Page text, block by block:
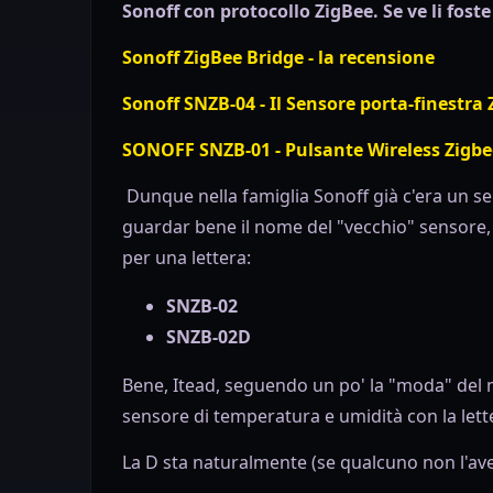
Sonoff con protocollo ZigBee. Se ve li
Sonoff ZigBee Bridge - la recensione
Sonoff SNZB-04 - Il Sensore porta-finestra
SONOFF SNZB-01 - Pulsante Wireless
Dunque nella famiglia Sonoff già c'era un
guardar bene il nome del "vecchio"
per una lettera:
SNZB-02
SNZB-02D
Bene, Itead, seguendo un po' la "moda"
sensore di temperatura e umidità con la
La D sta naturalmente (se qualcuno non